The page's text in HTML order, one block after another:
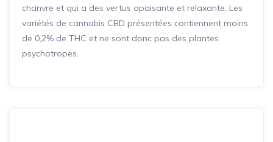
chanvre et qui a des vertus apaisante et relaxante. Les
variétés de cannabis CBD présentées contiennent moins
de 0,2% de THC et ne sont donc pas des plantes
psychotropes.